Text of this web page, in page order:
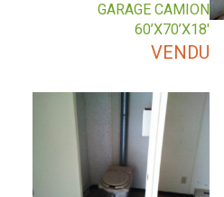
GARAGE CAMION
60’X70’X18′
VENDU